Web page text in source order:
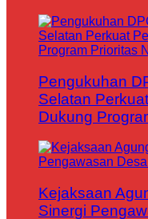
Pengukuhan
Selatan
Dukung
Kejaksaan
Sinergi